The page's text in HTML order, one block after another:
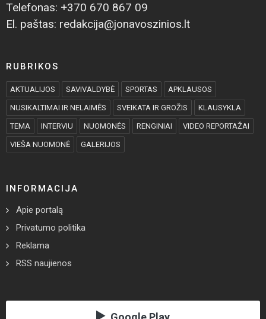
Telefonas: +370 670 867 09
El. paštas: redakcija@jonavoszinios.lt
RUBRIKOS
AKTUALIJOS SAVIVALDYBĖ SPORTAS APKLAUSOS
NUSIKALTIMAI IR NELAIMĖS SVEIKATA IR GROŽIS KLAUSYKLA
TEMA INTERVIU NUOMONĖS RENGINIAI VIDEO REPORTAŽAI
VIEŠA NUOMONĖ GALERIJOS
INFORMACIJA
Apie portalą
Privatumo politika
Reklama
RSS naujienos